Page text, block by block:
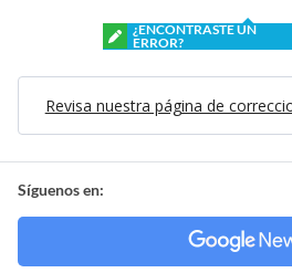
¿ENCONTRASTE UN
ERROR?
Revisa nuestra página de
Síguenos en: